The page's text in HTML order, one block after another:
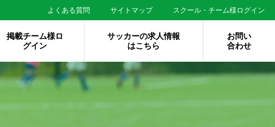
よくある質問 サイトマップ スクール・チーム様ログイン
掲載チーム様ロ
グイン
サッカーの求人情報
はこちら
お問い
合わせ